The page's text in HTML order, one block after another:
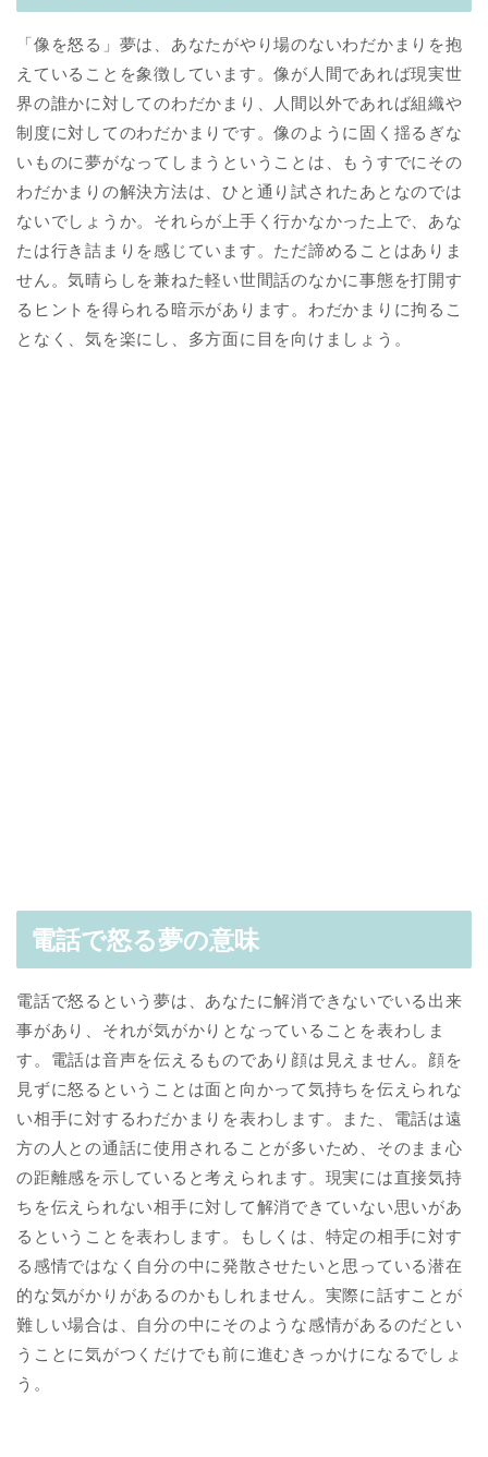
「像を怒る」夢は、あなたがやり場のないわだかまりを抱
えていることを象徴しています。像が人間であれば現実世
界の誰かに対してのわだかまり、人間以外であれば組織や
制度に対してのわだかまりです。像のように固く揺るぎな
いものに夢がなってしまうということは、もうすでにその
わだかまりの解決方法は、ひと通り試されたあとなのでは
ないでしょうか。それらが上手く行かなかった上で、あな
たは行き詰まりを感じています。ただ諦めることはありま
せん。気晴らしを兼ねた軽い世間話のなかに事態を打開す
るヒントを得られる暗示があります。わだかまりに拘るこ
となく、気を楽にし、多方面に目を向けましょう。
電話で怒る夢の意味
電話で怒るという夢は、あなたに解消できないでいる出来
事があり、それが気がかりとなっていることを表わしま
す。電話は音声を伝えるものであり顔は見えません。顔を
見ずに怒るということは面と向かって気持ちを伝えられな
い相手に対するわだかまりを表わします。また、電話は遠
方の人との通話に使用されることが多いため、そのまま心
の距離感を示していると考えられます。現実には直接気持
ちを伝えられない相手に対して解消できていない思いがあ
るということを表わします。もしくは、特定の相手に対す
る感情ではなく自分の中に発散させたいと思っている潜在
的な気がかりがあるのかもしれません。実際に話すことが
難しい場合は、自分の中にそのような感情があるのだとい
うことに気がつくだけでも前に進むきっかけになるでしょ
う。